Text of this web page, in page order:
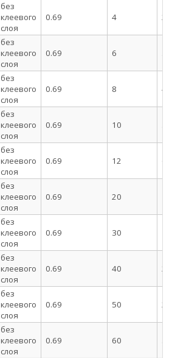
без
клеевого
слоя
0.69 4 2
без
клеевого
слоя
0.69 6
без
клеевого
слоя
0.69 8 4
без
клеевого
слоя
0.69 10
без
клеевого
слоя
0.69 12
без
клеевого
слоя
0.69 20
без
клеевого
слоя
0.69 30
без
клеевого
слоя
0.69 40 20
без
клеевого
слоя
0.69 50 25
без
клеевого
слоя
0.69 60